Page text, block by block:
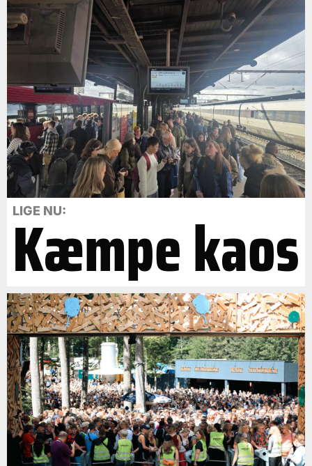
LIGE NU:
Kæmpe kaos